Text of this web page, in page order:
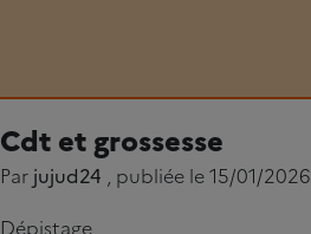
Cdt et grossesse
Par jujud24 , publiée le 15/01/2026